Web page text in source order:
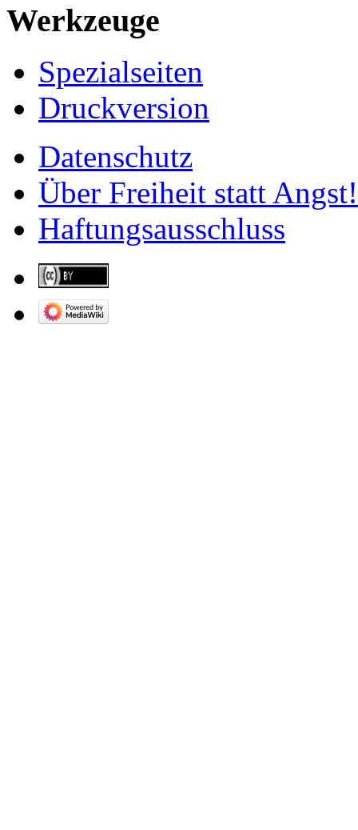
Werkzeuge
Spezialseiten
Druckversion
Datenschutz
Über Freiheit statt Angst!
Haftungsausschluss